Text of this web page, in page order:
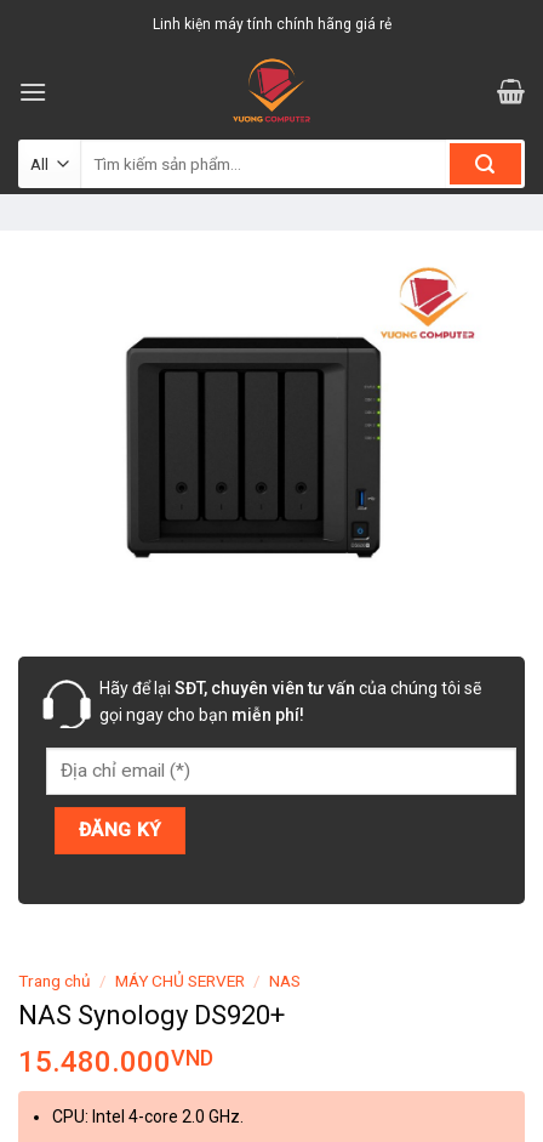
Linh kiện máy tính chính hãng giá rẻ
kiếm:
Hãy để lại SĐT, chuyên viên tư vấn của chúng tôi sẽ
gọi ngay cho bạn miễn phí!
Trang chủ / MÁY CHỦ SERVER / NAS
NAS Synology DS920+
15.480.000VND
CPU: Intel 4-core 2.0 GHz.